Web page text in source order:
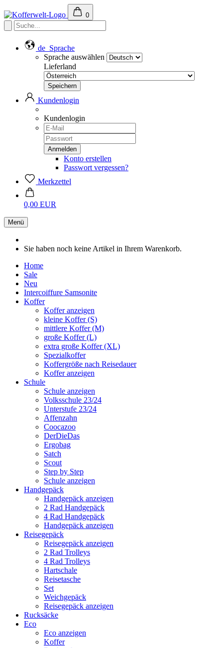
0
de Sprache
Sprache auswählen
Lieferland
Kundenlogin
Kundenlogin
Konto erstellen
Passwort vergessen?
Merkzettel
0,00 EUR
Menü
Sie haben noch keine Artikel in Ihrem Warenkorb.
Home
Sale
Neu
Intercoiffure Samsonite
Koffer
Koffer anzeigen
kleine Koffer (S)
mittlere Koffer (M)
große Koffer (L)
extra große Koffer (XL)
Spezialkoffer
Koffergröße nach Reisedauer
Koffer anzeigen
Schule
Schule anzeigen
Volksschule 23/24
Unterstufe 23/24
Affenzahn
Coocazoo
DerDieDas
Ergobag
Satch
Scout
Step by Step
Schule anzeigen
Handgepäck
Handgepäck anzeigen
2 Rad Handgepäck
4 Rad Handgepäck
Handgepäck anzeigen
Reisegepäck
Reisegepäck anzeigen
2 Rad Trolleys
4 Rad Trolleys
Hartschale
Reisetasche
Set
Weichgepäck
Reisegepäck anzeigen
Rucksäcke
Eco
Eco anzeigen
Koffer